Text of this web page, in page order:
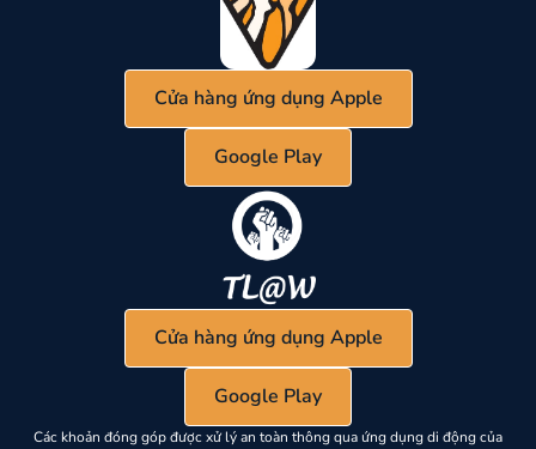
Cửa hàng ứng dụng Apple
Google Play
Cửa hàng ứng dụng Apple
Google Play
Các khoản đóng góp được xử lý an toàn thông qua ứng dụng di động của